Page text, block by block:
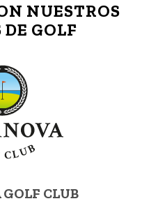
NUESTROS
GOLF
CLUB